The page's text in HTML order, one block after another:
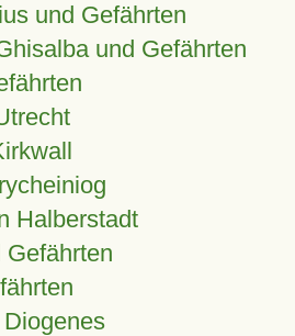
und Gefährten
und Gefährten
Halberstadt